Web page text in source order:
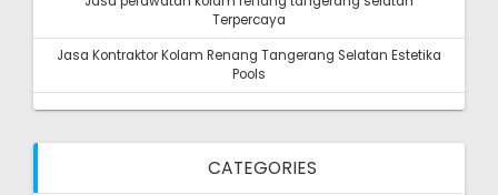
Terpercaya
Jasa Kontraktor Kolam Renang Tangerang Selatan Estetika
Pools
CATEGORIES